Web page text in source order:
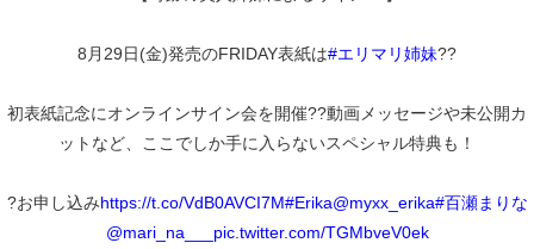
8月29日(金)発売のFRIDAY表紙は#エリマリ姉妹??
初表紙記念にオンラインサイン会を開催??動画メッセージや未公開カ
ットなど、ここでしか手に入らないスペシャル特典も！
?お申し込みhttps://t.co/VdB0AVCI7M#Erika@myxx_erika#百瀬まりな
@mari_na___ pic.twitter.com/TGMbveV0ek